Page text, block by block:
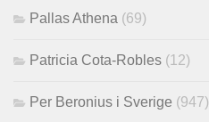
Pallas Athena (69)
Patricia Cota-Robles (12)
Per Beronius i Sverige (947)